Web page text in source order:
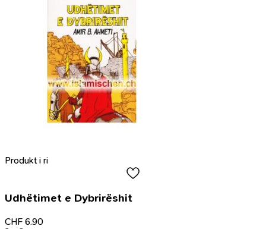
Produkt i ri
Udhëtimet e Dybrirëshit
CHF 6.90